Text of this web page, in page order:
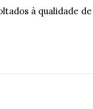
à qualidade de